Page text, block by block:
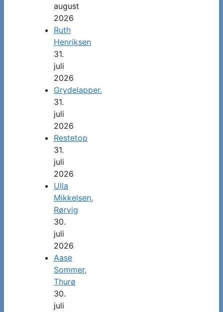
august
2026
Ruth
Henriksen
31.
juli
2026
Grydelapper.
31.
juli
2026
Restetop
31.
juli
2026
Ulla
Mikkelsen,
Rørvig
30.
juli
2026
Aase
Sommer,
Thurø
30.
juli